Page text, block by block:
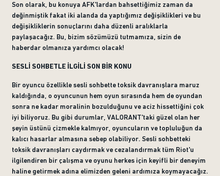
Son olarak, bu konuya AFK'lardan bahsettiğimiz zaman da
değinmiştik fakat iki alanda da yaptığımız değişiklikleri ve bu
değişikliklerin sonuçlarını daha düzenli aralıklarla
paylaşacağız. Bu, bizim sözümüzü tutmamıza, sizin de
haberdar olmanıza yardımcı olacak!
SESLİ SOHBETLE İLGİLİ SON BİR KONU
Bir oyuncu özellikle sesli sohbette toksik davranışlara maruz
kaldığında, o oyuncunun hem oyun sırasında hem de oyundan
sonra ne kadar moralinin bozulduğunu ve aciz hissettiğini çok
iyi biliyoruz. Bu gibi durumlar, VALORANT'taki güzel olan her
şeyin üstünü çizmekle kalmıyor, oyuncuların ve topluluğun da
kalıcı hasarlar almasına sebep olabiliyor. Sesli sohbetteki
toksik davranışları caydırmak ve cezalandırmak tüm Riot'u
ilgilendiren bir çalışma ve oyunu herkes için keyifli bir deneyim
haline getirmek adına elimizden geleni ardımıza koymayacağız.